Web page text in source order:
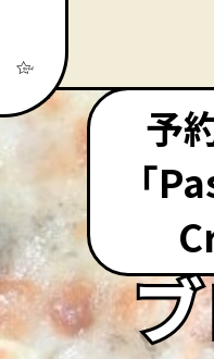
予
「